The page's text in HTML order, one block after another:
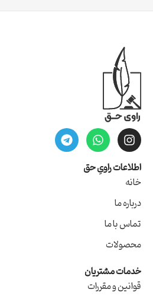
اطلاعات راویِ حق
خانه
درباره ما
تماس با ما
محصولات
خدمات مشتریان
قوانین و مقررات